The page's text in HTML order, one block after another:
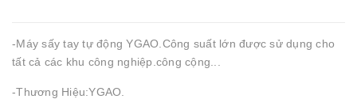
-Máy sấy tay tự động YGAO.Công suất lớn được sử dụng cho
tất cả các khu công nghiệp.công cộng...
-Thương Hiệu:YGAO.